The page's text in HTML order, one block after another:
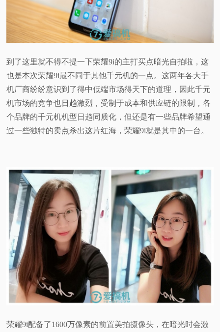
到了这里就不得不提一下荣耀9i的主打买点暗光自拍啦，这
也是本次荣耀9i最不同于其他千元机的一点。这两年各大手
机厂商纷纷意识到了得中低端市场得天下的道理，因此千元
机市场的竞争也日趋激烈，受制于成本和供应链的限制，各
个品牌的千元机机型日趋同质化，但还是有一些品牌希望通
过一些独特的卖点杀出这片红海，荣耀9i就是其中的一台。
荣耀9i配备了1600万像素的前置美拍摄像头，在暗光时会激